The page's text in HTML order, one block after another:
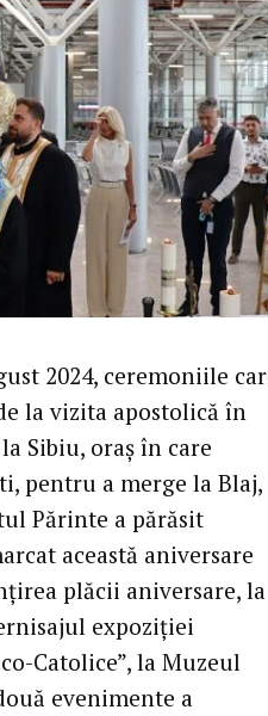
2024, ceremoniile
la vizita apostolică în
Sibiu, oraș în care
pentru a merge la Blaj,
Părinte a părăsit
această aniversare
plăcii aniversare, la
expoziției
Catolice”, la Muzeul
evenimente a